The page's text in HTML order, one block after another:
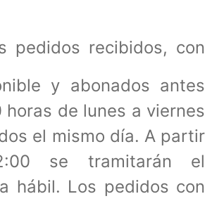
pedidos recibidos, con
y abonados antes
horas de lunes a viernes
el mismo día. A partir
se tramitarán el
hábil. Los pedidos con